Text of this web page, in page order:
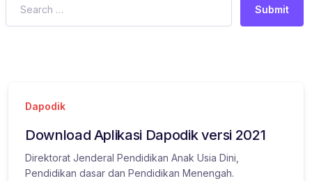
Submit
Dapodik
Download Aplikasi Dapodik versi 2021
Direktorat Jenderal Pendidikan Anak Usia Dini,
Pendidikan dasar dan Pendidikan Menengah.